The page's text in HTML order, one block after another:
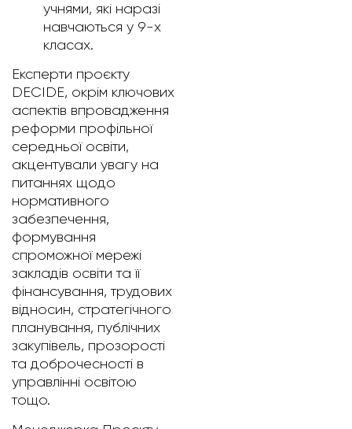
учнями, які наразі
навчаються у 9-х
класах.
Експерти проєкту
DECIDE, окрім ключових
аспектів впровадження
реформи профільної
середньої освіти,
акцентували увагу на
питаннях щодо
нормативного
забезпечення,
формування
спроможної мережі
закладів освіти та її
фінансування, трудових
відносин, стратегічного
планування, публічних
закупівель, прозорості
та доброчесності в
управлінні освітою
тощо.